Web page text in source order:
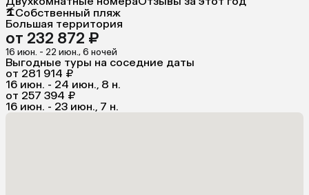
Собственный пляж
Большая территория
от 232 872 ₽
16 июн. - 22 июн., 6 ночей
Выгодные туры на соседние даты
от 281 914 ₽
16 июн. - 24 июн., 8 н.
от 257 394 ₽
16 июн. - 23 июн., 7 н.